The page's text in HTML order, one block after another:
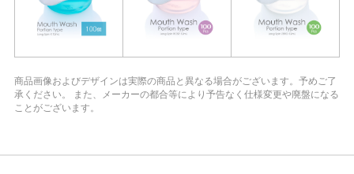
商品画像およびデザインは実際の商品と異なる場合がございます。予めご了
承ください。
また、メーカーの都合等により予告なく仕様変更や廃盤になる
ことがございます。